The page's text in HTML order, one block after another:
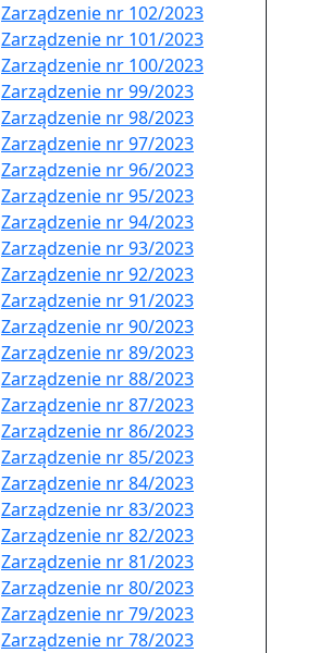
Zarządzenie nr 102/2023
Zarządzenie nr 101/2023
Zarządzenie nr 100/2023
Zarządzenie nr 99/2023
Zarządzenie nr 98/2023
Zarządzenie nr 97/2023
Zarządzenie nr 96/2023
Zarządzenie nr 95/2023
Zarządzenie nr 94/2023
Zarządzenie nr 93/2023
Zarządzenie nr 92/2023
Zarządzenie nr 91/2023
Zarządzenie nr 90/2023
Zarządzenie nr 89/2023
Zarządzenie nr 88/2023
Zarządzenie nr 87/2023
Zarządzenie nr 86/2023
Zarządzenie nr 85/2023
Zarządzenie nr 84/2023
Zarządzenie nr 83/2023
Zarządzenie nr 82/2023
Zarządzenie nr 81/2023
Zarządzenie nr 80/2023
Zarządzenie nr 79/2023
Zarządzenie nr 78/2023